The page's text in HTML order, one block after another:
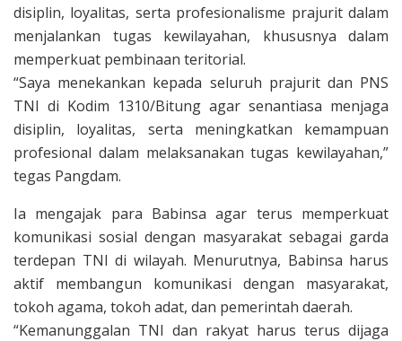
disiplin, loyalitas, serta profesionalisme prajurit dalam
menjalankan tugas kewilayahan, khususnya dalam
memperkuat pembinaan teritorial.
“Saya menekankan kepada seluruh prajurit dan PNS
TNI di Kodim 1310/Bitung agar senantiasa menjaga
disiplin, loyalitas, serta meningkatkan kemampuan
profesional dalam melaksanakan tugas kewilayahan,”
tegas Pangdam.
Ia mengajak para Babinsa agar terus memperkuat
komunikasi sosial dengan masyarakat sebagai garda
terdepan TNI di wilayah. Menurutnya, Babinsa harus
aktif membangun komunikasi dengan masyarakat,
tokoh agama, tokoh adat, dan pemerintah daerah.
“Kemanunggalan TNI dan rakyat harus terus dijaga